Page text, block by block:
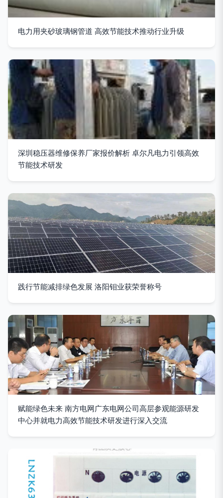
电力用夹砂玻璃钢管道 高效节能技术推动行业升级
深圳稳压器维修保养厂家报价解析 卓尔凡电力引领高效
节能技术研发
践行节能减排绿色发展 洛阳钼业获荣誉称号
赋能绿色未来 南方电网广东电网公司高层参观能源研发
中心并就电力高效节能技术研发进行深入交流